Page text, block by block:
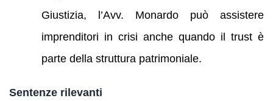
Giustizia, l’Avv. Monardo può assistere
imprenditori in crisi anche quando il trust è
parte della struttura patrimoniale.
Sentenze rilevanti